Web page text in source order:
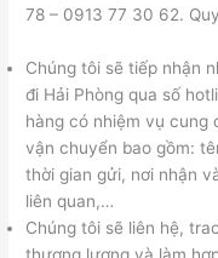
78 – 0913 77 30 62.
Chúng tôi sẽ tiếp nhận
đi Hải Phòng qua số
hàng có nhiệm vụ cung
vận chuyển bao gồm:
thời gian gửi, nơi nhận
liên quan,…
Chúng tôi sẽ liên hệ,